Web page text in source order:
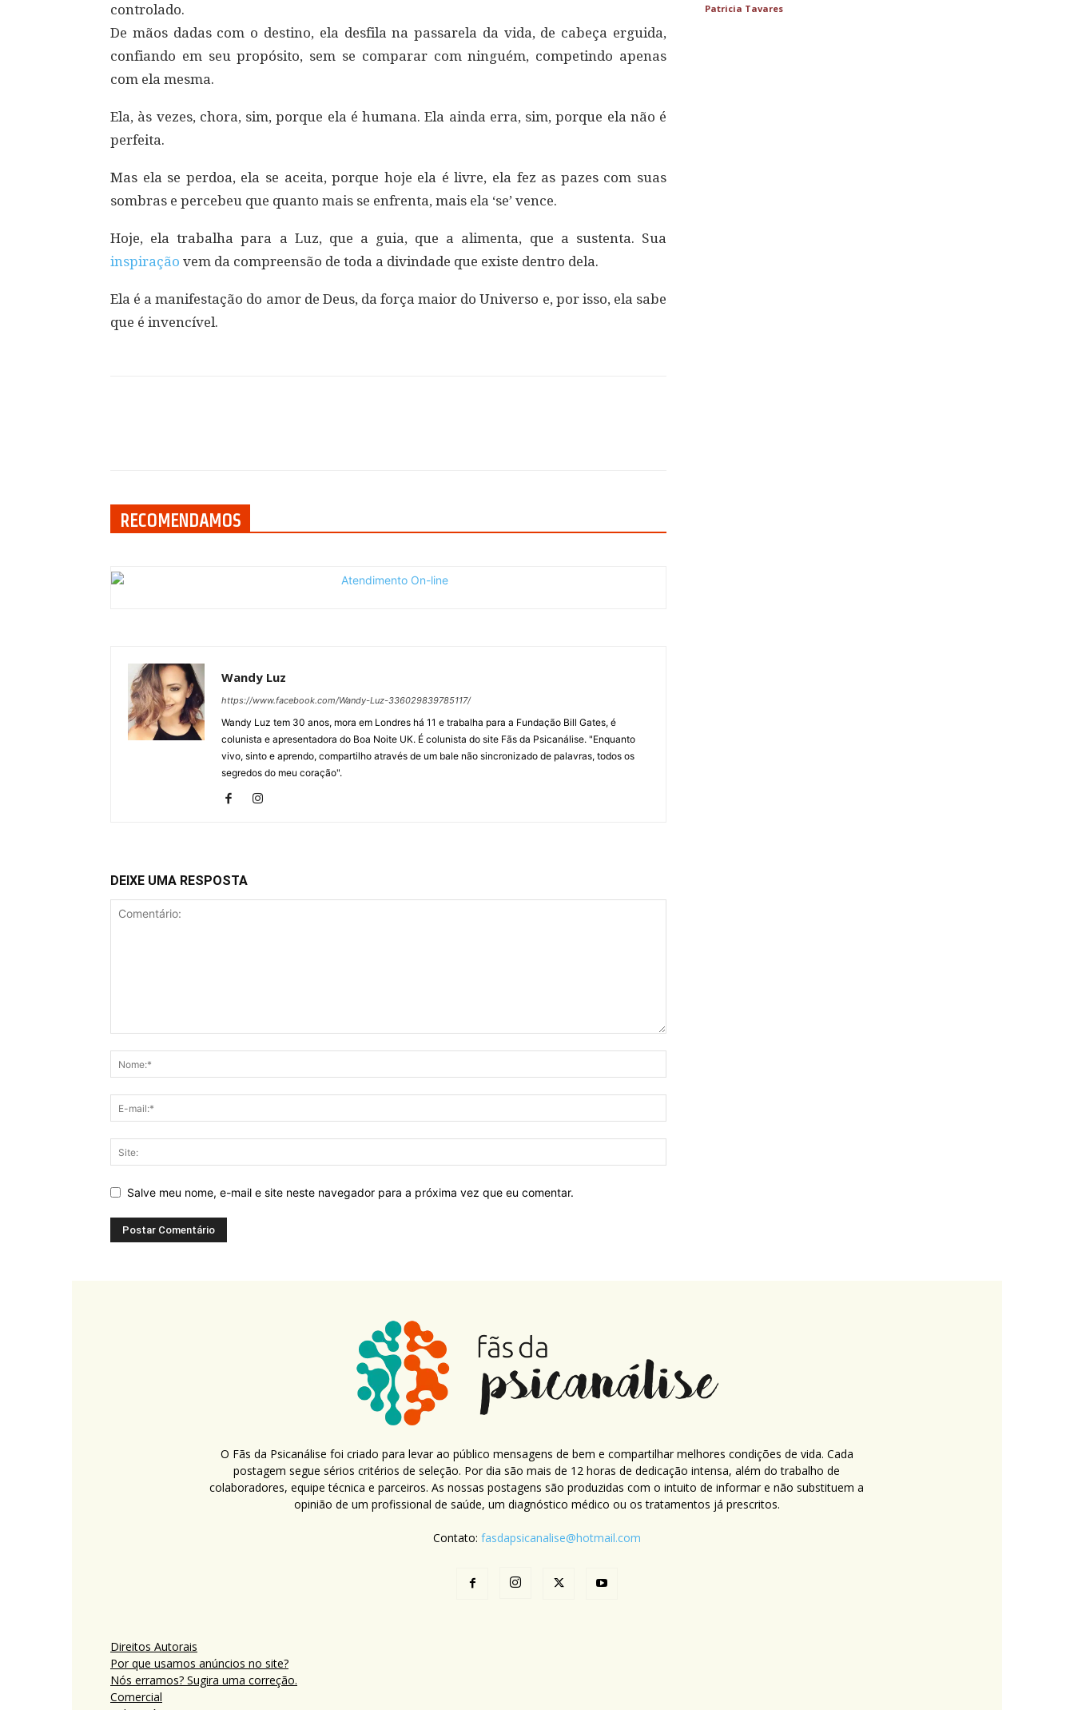
controlado.
De mãos dadas com o destino, ela desfila na passarela da vida, de cabeça erguida,
confiando em seu propósito, sem se comparar com ninguém, competindo apenas
com ela mesma.
Ela, às vezes, chora, sim, porque ela é humana. Ela ainda erra, sim, porque ela não é
perfeita.
Mas ela se perdoa, ela se aceita, porque hoje ela é livre, ela fez as pazes com suas
sombras e percebeu que quanto mais se enfrenta, mais ela ‘se’ vence.
Hoje, ela trabalha para a Luz, que a guia, que a alimenta, que a sustenta. Sua
inspiração vem da compreensão de toda a divindade que existe dentro dela.
Ela é a manifestação do amor de Deus, da força maior do Universo e, por isso, ela sabe
que é invencível.
RECOMENDAMOS
Wandy Luz
https://www.facebook.com/Wandy-Luz-336029839785117/
Wandy Luz tem 30 anos, mora em Londres há 11 e trabalha para a Fundação Bill Gates, é
colunista e apresentadora do Boa Noite UK. É colunista do site Fãs da Psicanálise. "Enquanto
vivo, sinto e aprendo, compartilho através de um bale não sincronizado de palavras, todos os
segredos do meu coração".
DEIXE UMA RESPOSTA
Salve meu nome, e-mail e site neste navegador para a próxima vez que eu comentar.
Patricia Tavares
O Fãs da Psicanálise foi criado para levar ao público mensagens de bem e compartilhar melhores condições de vida. Cada
postagem segue sérios critérios de seleção. Por dia são mais de 12 horas de dedicação intensa, além do trabalho de
colaboradores, equipe técnica e parceiros. As nossas postagens são produzidas com o intuito de informar e não substituem a
opinião de um profissional de saúde, um diagnóstico médico ou os tratamentos já prescritos.
Contato: fasdapsicanalise@hotmail.com
Direitos Autorais
Por que usamos anúncios no site?
Nós erramos? Sugira uma correção.
Comercial